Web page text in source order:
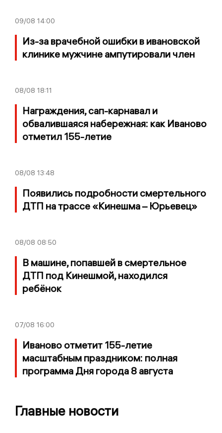
09/08 14:00
Из-за врачебной ошибки в ивановской
клинике мужчине ампутировали член
08/08 18:11
Награждения, сап-карнавал и
обвалившаяся набережная: как Иваново
отметил 155-летие
08/08 13:48
Появились подробности смертельного
ДТП на трассе «Кинешма – Юрьевец»
08/08 08:50
В машине, попавшей в смертельное
ДТП под Кинешмой, находился
ребёнок
07/08 16:00
Иваново отметит 155-летие
масштабным праздником: полная
программа Дня города 8 августа
Главные новости